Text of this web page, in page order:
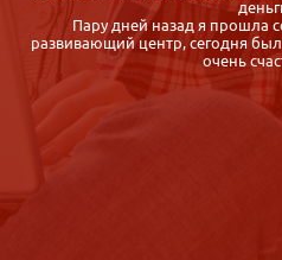
собеседование в детский
был мой первый рабочий день! Я